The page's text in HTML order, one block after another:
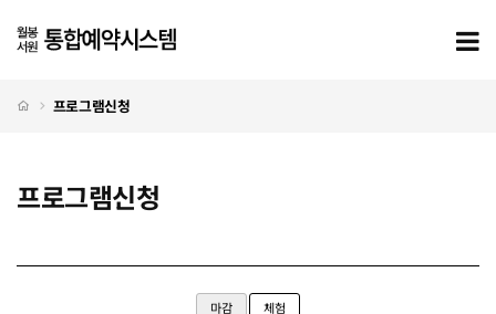
처음으로
프로그램신청
프로그램신청
마감 체험